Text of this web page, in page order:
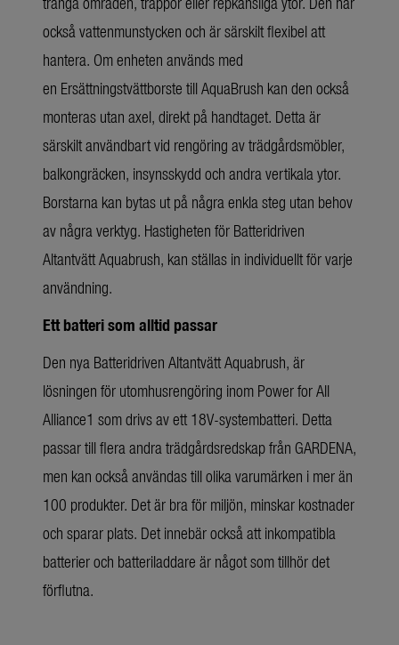
också vattenmunstycken och är särskilt flexibel att
hantera. Om enheten används med
en Ersättningstvättborste till AquaBrush kan den också
monteras utan axel, direkt på handtaget. Detta är
särskilt användbart vid rengöring av trädgårdsmöbler,
balkongräcken, insynsskydd och andra vertikala ytor.
Borstarna kan bytas ut på några enkla steg utan behov
av några verktyg. Hastigheten för Batteridriven
Altantvätt Aquabrush, kan ställas in individuellt för varje
användning.
Ett batteri som alltid passar
Den nya Batteridriven Altantvätt Aquabrush, är
lösningen för utomhusrengöring inom Power for All
Alliance1 som drivs av ett 18V-systembatteri. Detta
passar till flera andra trädgårdsredskap från GARDENA,
men kan också användas till olika varumärken i mer än
100 produkter. Det är bra för miljön, minskar kostnader
och sparar plats. Det innebär också att inkompatibla
batterier och batteriladdare är något som tillhör det
förflutna.